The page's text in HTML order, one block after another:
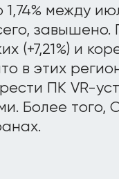
1,74% между
завышено.
(+7,21%) и
в этих
ПК VR-
Более того,